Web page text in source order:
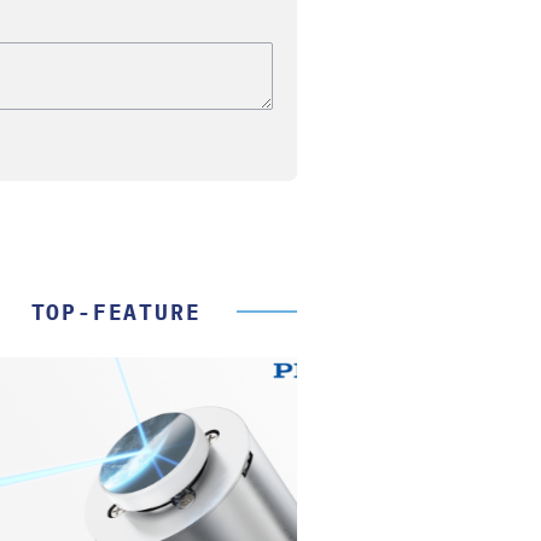
TOP-FEATURE